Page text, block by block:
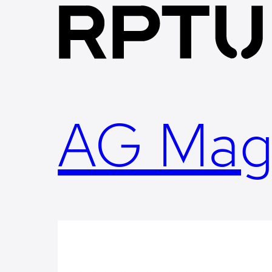
AG